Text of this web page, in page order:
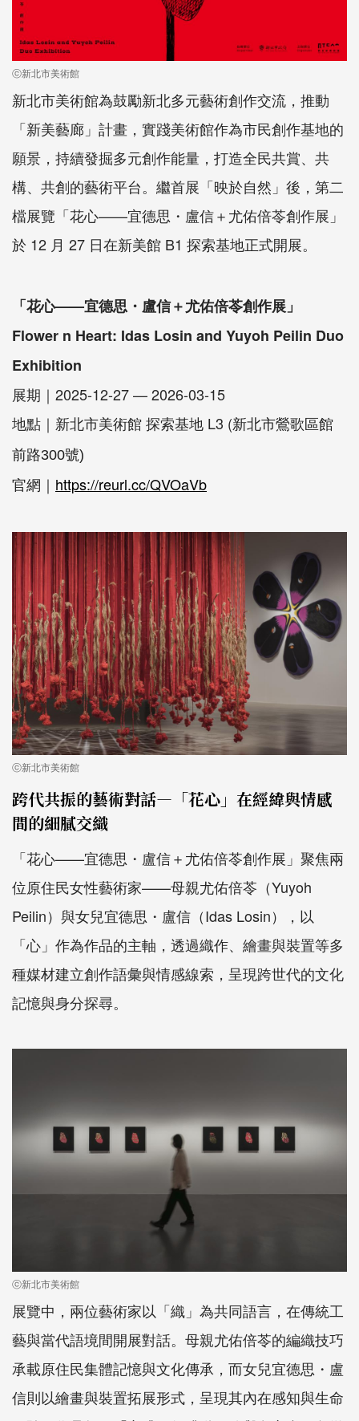
ⓒ新北市美術館
新北市美術館為鼓勵新北多元藝術創作交流，推動
「新美藝廊」計畫，實踐美術館作為市民創作基地的
願景，持續發掘多元創作能量，打造全民共賞、共
構、共創的藝術平台。繼首展「映於自然」後，第二
檔展覽「花心——宜德思・盧信＋尤佑倍苓創作展」
於 12 月 27 日在新美館 B1 探索基地正式開展。
「花心——宜德思・盧信＋尤佑倍苓創作展」
Flower n Heart: Idas Losin and Yuyoh Peilin Duo
Exhibition
展期｜2025-12-27 — 2026-03-15
地點｜新北市美術館 探索基地 L3 (新北市鶯歌區館
前路300號)
官網｜ https://reurl.cc/QVOaVb
ⓒ新北市美術館
跨代共振的藝術對話—「花心」在經緯與情感
間的細膩交織
「花心——宜德思・盧信＋尤佑倍苓創作展」聚焦兩
位原住民女性藝術家——母親尤佑倍苓（Yuyoh
Peilin）與女兒宜德思・盧信（Idas Losin），以
「心」作為作品的主軸，透過織作、繪畫與裝置等多
種媒材建立創作語彙與情感線索，呈現跨世代的文化
記憶與身分探尋。
ⓒ新北市美術館
展覽中，兩位藝術家以「織」為共同語言，在傳統工
藝與當代語境間開展對話。母親尤佑倍苓的編織技巧
承載原住民集體記憶與文化傳承，而女兒宜德思・盧
信則以繪畫與裝置拓展形式，呈現其內在感知與生命